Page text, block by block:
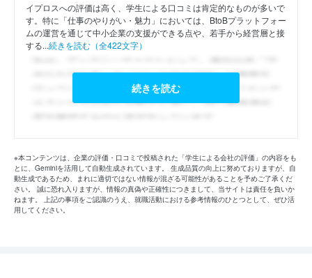
イプロスへの評価は高く、学生による口コミは肯定的なものが多いで
す。特に「仕事のやりがい・魅力」においては、BtoBプラットフォー
ムの運営を通じて中小企業の支援ができる点や、若手から経営層と接
する...続きを読む（全422文字）
続きを読む
※本コンテンツは、企業の評価・口コミで投稿された「学生による会社の評価」の内容をも
とに、Geminiを活用して自動生成されています。 生成品質の向上に努めておりますが、自
動生成であるため、まれに適切ではない情報が混ざる可能性があることを予めご了承くだ
さい。 誠に恐れ入りますが、情報の真偽や正確性につきまして、当サイトは責任を負いか
ねます。 上記の事項をご認識のうえ、就職活動における参考情報のひとつとして、ぜひ活
用してください。